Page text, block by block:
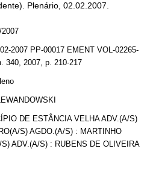
Plenário, 02.02.2007.
2007 PP-00017 EMENT VOL-02265-
340, 2007, p. 210-217
DE ESTÂNCIA VELHA ADV.(A/S)
S) AGDO.(A/S) : MARTINHO
ADV.(A/S) : RUBENS DE OLIVEIRA